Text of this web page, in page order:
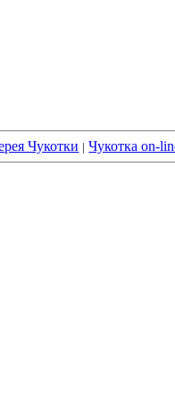
Чукотки | Чукотка on-